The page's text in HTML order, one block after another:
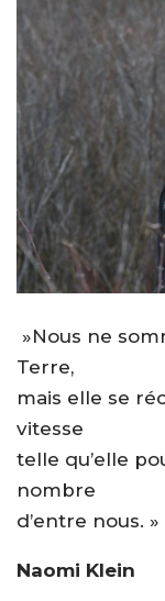
»Nous ne
Terre,
mais elle se
vitesse
telle qu’elle
nombre
d’entre nous. »
Naomi Klein